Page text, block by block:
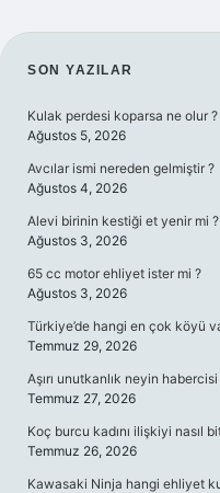
SIDEBAR
SON YAZILAR
Kulak perdesi koparsa ne olur ?
Ağustos 5, 2026
Avcılar ismi nereden gelmiştir ?
Ağustos 4, 2026
Alevi birinin kestiği et yenir mi ?
Ağustos 3, 2026
65 cc motor ehliyet ister mi ?
Ağustos 3, 2026
Türkiye’de hangi en çok köyü
Temmuz 29, 2026
Aşırı unutkanlık neyin habercisi
Temmuz 27, 2026
Koç burcu kadını ilişkiyi nasıl
Temmuz 26, 2026
Kawasaki Ninja hangi ehliyet